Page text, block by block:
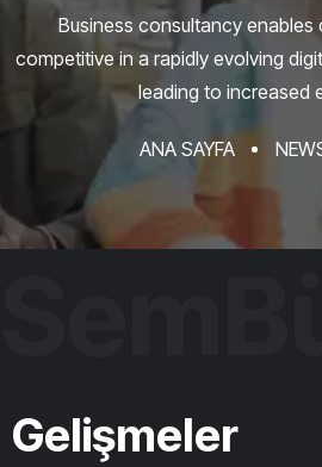
Business consultancy
competitive in a rapidly evolving
leading to increased
ANA SAYFA
Gelişmeler